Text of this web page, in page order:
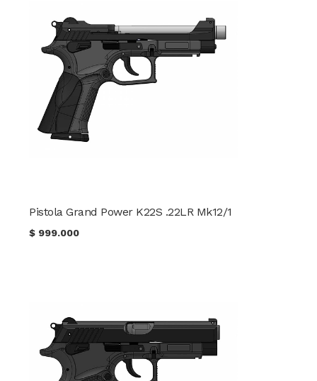
Pistola Grand Power K22S .22LR Mk12/1
$ 999.000